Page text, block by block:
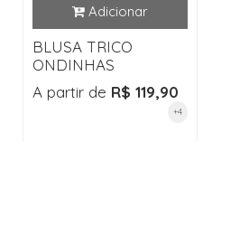
BLUSA TRICO
ONDINHAS
A partir de R$ 119,90
+4